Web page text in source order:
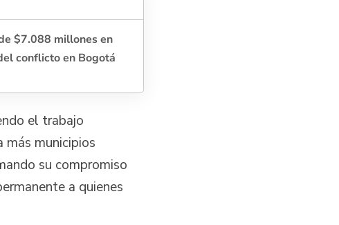
$7.088 millones en
conflicto en Bogotá
el trabajo
municipios
su compromiso
a quienes